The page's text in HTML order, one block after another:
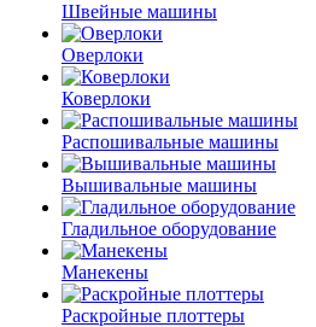
Швейные машины
Оверлоки
Коверлоки
Распошивальные машины
Вышивальные машины
Гладильное оборудование
Манекены
Раскройные плоттеры